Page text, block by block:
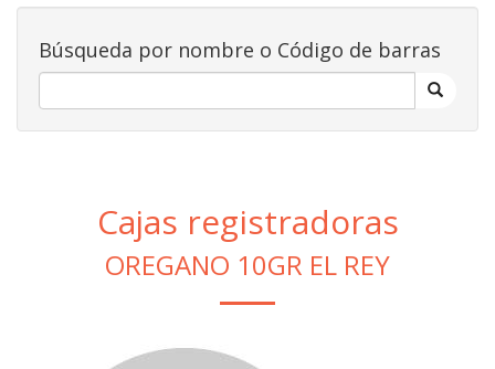
Búsqueda por nombre o Código de barras
Cajas registradoras
OREGANO 10GR EL REY